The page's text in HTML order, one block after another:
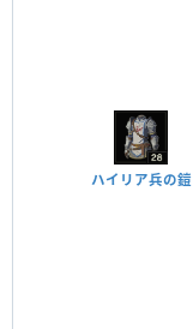
ハイリア兵の鎧